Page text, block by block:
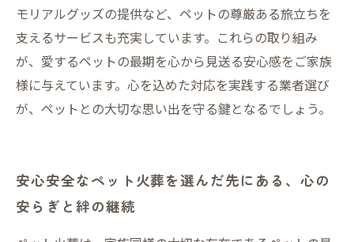
モリアルグッズの提供など、ペットの尊厳ある旅立ちを
支えるサービスも充実しています。これらの取り組み
が、愛するペットの最期を心から見送る安心感をご家族
様に与えています。心を込めた対応を実践する業者選び
が、ペットとの大切な思い出を守る鍵となるでしょう。
安心安全なペット火葬を選んだ先にある、心の
安らぎと絆の継続